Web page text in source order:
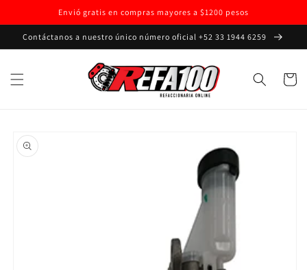
directamente
al contenido
Envió gratis en compras mayores a $1200 pesos
Contáctanos a nuestro único número oficial +52 33 1944 6259
Carrito
a la
información